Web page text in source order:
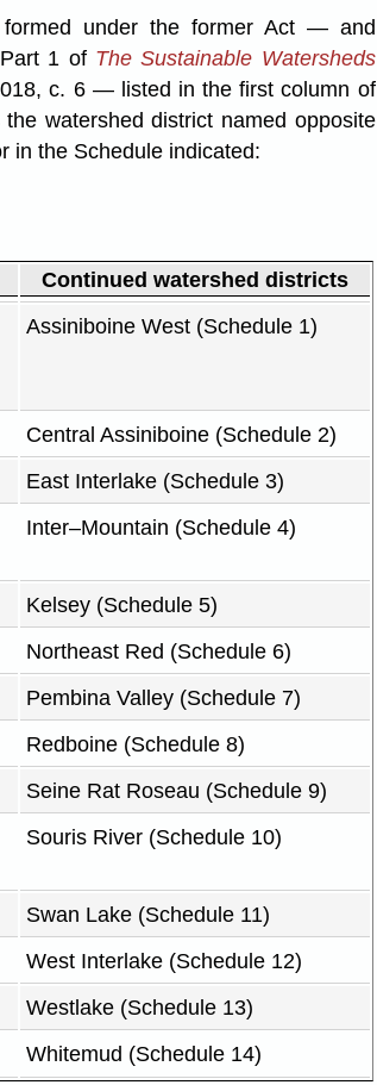
formed under the former Act — and
1 of The Sustainable Watersheds
c. 6 — listed in the first column of
watershed district named opposite
in the Schedule indicated:
Continued watershed districts
Assiniboine West (Schedule 1)
Central Assiniboine (Schedule 2)
East Interlake (Schedule 3)
Inter–Mountain (Schedule 4)
Kelsey (Schedule 5)
Northeast Red (Schedule 6)
Pembina Valley (Schedule 7)
Redboine (Schedule 8)
Seine Rat Roseau (Schedule 9)
Souris River (Schedule 10)
Swan Lake (Schedule 11)
West Interlake (Schedule 12)
Westlake (Schedule 13)
Whitemud (Schedule 14)